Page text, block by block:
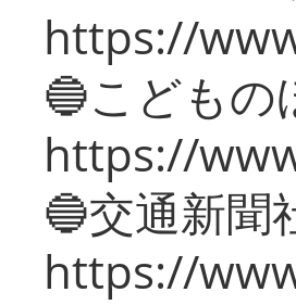
https://
🔵こどもの
https://
🔵交通新聞
https://